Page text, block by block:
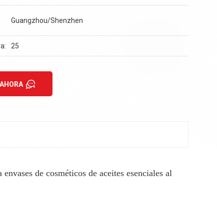
Guangzhou/Shenzhen
25
de cosméticos de aceites esenciales al